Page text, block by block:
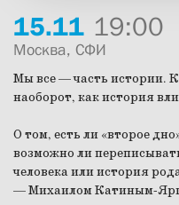
15.11 19:00
Москва, СФИ
Мы все — часть истории.
наоборот, как история
О том, есть ли «второе
возможно ли
человека или история
— Михаилом Катиным-